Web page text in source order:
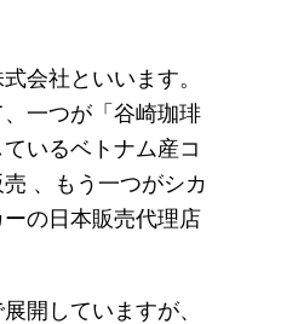
会社といいます。
一つが「谷崎珈琲
いるベトナム産コ
、もう一つがシカ
の日本販売代理店
開していますが、